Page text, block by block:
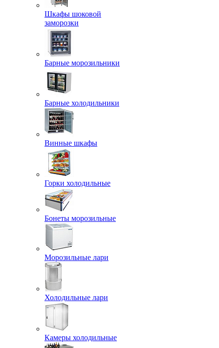
Шкафы шоковой
заморозки
Барные морозильники
Барные холодильники
Винные шкафы
Горки холодильные
Бонеты морозильные
Морозильные лари
Холодильные лари
Камеры холодильные